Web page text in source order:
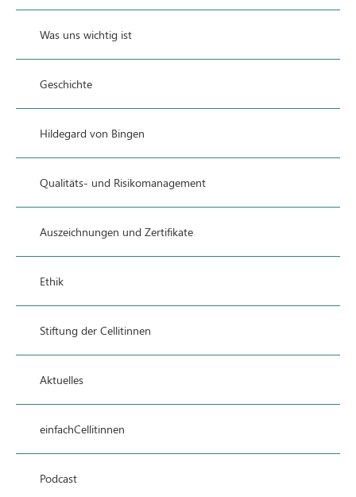
Was uns wichtig ist
Geschichte
Hildegard von Bingen
Qualitäts- und Risikomanagement
Auszeichnungen und Zertifikate
Ethik
Stiftung der Cellitinnen
Aktuelles
einfachCellitinnen
Podcast